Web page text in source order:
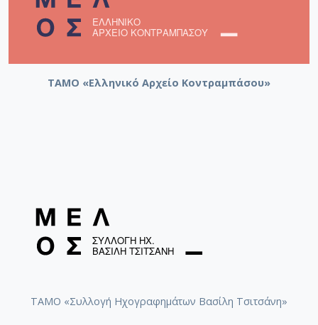
ΤΑΜΟ «Ελληνικό Αρχείο Κοντραμπάσου»
ΤΑΜΟ «Συλλογή Ηχογραφημάτων Βασίλη Τσιτσάνη»